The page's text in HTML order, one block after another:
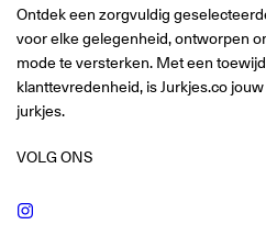
Ontdek een zorgvuldig
voor elke gelegenheid, ontworpen
mode te versterken. Met een
klanttevredenheid, is Jurkjes.co
jurkjes.
VOLG ONS